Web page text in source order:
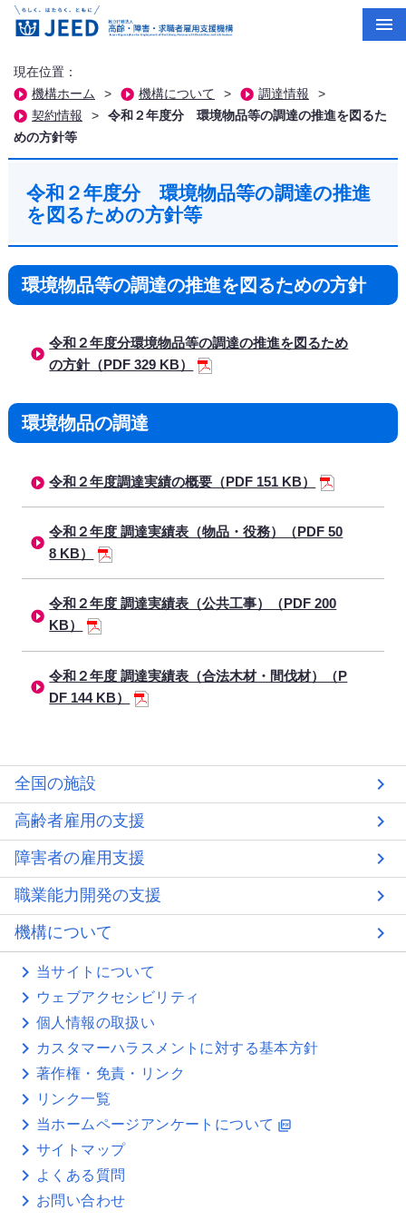
現在位置：
機構ホーム
> 機構について > 調達情報
>
契約情報
>
令和２年度分 環境物品等の調達の推進を図るた
めの方針等
令和２年度分 環境物品等の調達の推進
を図るための方針等
環境物品等の調達の推進を図るための方針
令和２年度分環境物品等の調達の推進を図るため
の方針（PDF 329 KB）
環境物品の調達
令和２年度調達実績の概要（PDF 151 KB）
令和２年度 調達実績表（物品・役務）（PDF 50
8 KB）
令和２年度 調達実績表（公共工事）（PDF 200
KB）
令和２年度 調達実績表（合法木材・間伐材）（P
DF 144 KB）
全国の施設
高齢者雇用の支援
障害者の雇用支援
職業能力開発の支援
機構について
当サイトについて
ウェブアクセシビリティ
個人情報の取扱い
カスタマーハラスメントに対する基本方針
著作権・免責・リンク
リンク一覧
当ホームページアンケートについて picture_as_pdf
サイトマップ
よくある質問
お問い合わせ